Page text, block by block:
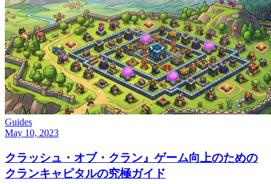
Guides
May 10, 2023
クラッシュ・オブ・クラン』ゲーム向上のための
クランキャピタルの究極ガイド